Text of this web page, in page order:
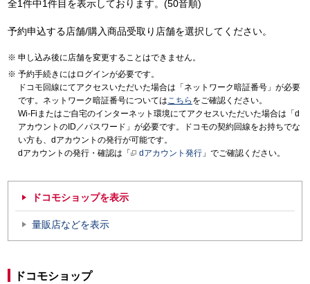
全1件中1件目を表示しております。(50音順)
予約申込する店舗/購入商品受取り店舗を選択してください。
申し込み後に店舗を変更することはできません。
予約手続きにはログインが必要です。
ドコモ回線にてアクセスいただいた場合は「ネットワーク暗証番号」が必要
です。ネットワーク暗証番号についてはこちら をご確認ください。
Wi-Fiまたはご自宅のインターネット環境にてアクセスいただいた場合は「d
アカウントのID／パスワード」が必要です。ドコモの契約回線をお持ちでな
い方も、dアカウントの発行が可能です。
dアカウントの発行・確認は「
dアカウント発行 」でご確認ください。
ドコモショップを表示
量販店などを表示
ドコモショップ